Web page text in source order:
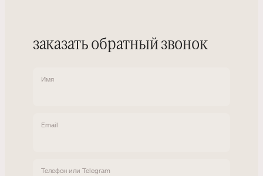
заказать обратный звонок
Имя
Email
Телефон или Telegram